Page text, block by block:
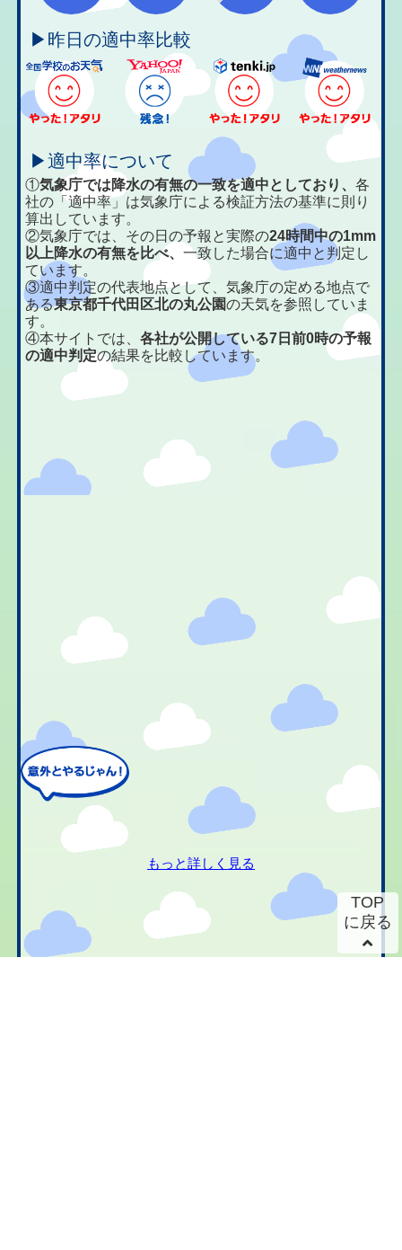
▶昨日の適中率比較
▶適中率について
①気象庁では降水の有無の一致を適中としており、各
社の「適中率」は気象庁による検証方法の基準に則り
算出しています。
②気象庁では、その日の予報と実際の24時間中の1mm
以上降水の有無を比べ、一致した場合に適中と判定し
ています。
③適中判定の代表地点として、気象庁の定める地点で
ある東京都千代田区北の丸公園の天気を参照していま
す。
④本サイトでは、各社が公開している7日前0時の予報
の適中判定の結果を比較しています。
もっと詳しく見る
TOP
に戻る